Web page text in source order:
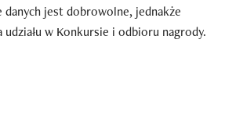
jest dobrowolne, jednakże
w Konkursie i odbioru nagrody.